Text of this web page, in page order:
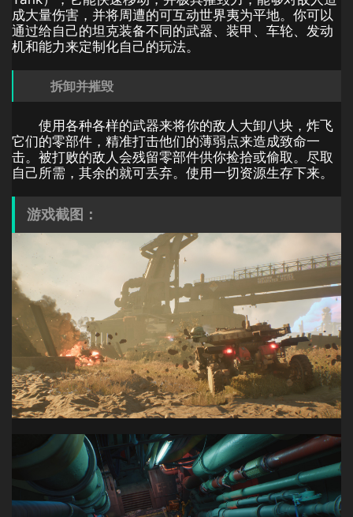
成大量伤害，并将周遭的可互动世界夷为平地。你可以
通过给自己的坦克装备不同的武器、装甲、车轮、发动
机和能力来定制化自己的玩法。
拆卸并摧毁
使用各种各样的武器来将你的敌人大卸八块，炸飞
它们的零部件，精准打击他们的薄弱点来造成致命一
击。被打败的敌人会残留零部件供你捡拾或偷取。尽取
自己所需，其余的就可丢弃。使用一切资源生存下来。
游戏截图：